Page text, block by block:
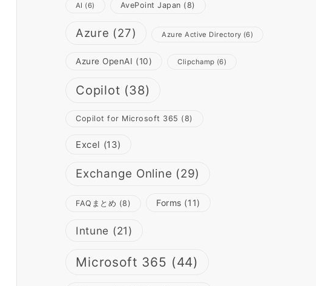
AI (6) AvePoint Japan (8)
Azure (27) Azure Active Directory (6)
Azure OpenAI (10) Clipchamp (6)
Copilot (38)
Copilot for Microsoft 365 (8)
Excel (13)
Exchange Online (29)
FAQまとめ (8) Forms (11)
Intune (21)
Microsoft 365 (44)